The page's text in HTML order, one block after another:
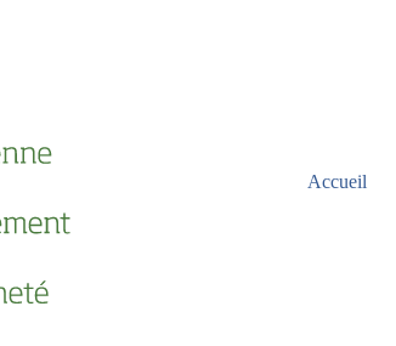
Accueil